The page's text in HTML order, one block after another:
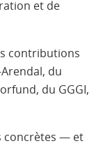
et de
contributions
Arendal, du
du GGGI,
concrètes — et